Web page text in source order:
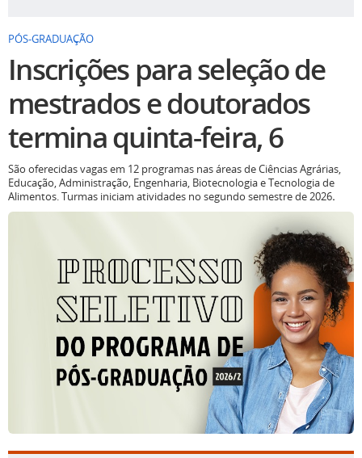
PÓS-GRADUAÇÃO
Inscrições para seleção de
mestrados e doutorados
termina quinta-feira, 6
São oferecidas vagas em 12 programas nas áreas de Ciências Agrárias,
Educação, Administração, Engenharia, Biotecnologia e Tecnologia de
Alimentos. Turmas iniciam atividades no segundo semestre de 2026.